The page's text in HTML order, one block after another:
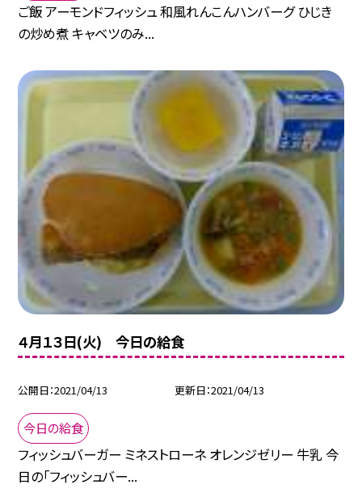
ご飯 アーモンドフィッシュ 和風れんこんハンバーグ ひじき
の炒め煮 キャベツのみ...
４月１３日(火) 今日の給食
公開日 2021/04/13 更新日 2021/04/13
今日の給食
フィッシュバーガー ミネストローネ オレンジゼリー 牛乳 今
日の「フィッシュバー...